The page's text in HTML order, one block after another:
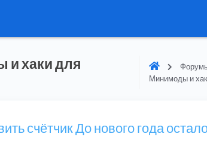
хаки для
Минимоды и
счётчик До нового года